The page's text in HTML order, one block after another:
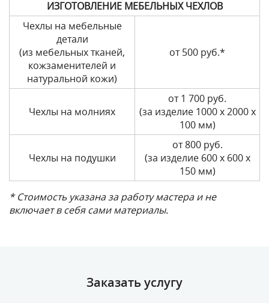
ИЗГОТОВЛЕНИЕ МЕБЕЛЬНЫХ ЧЕХЛОВ
Чехлы на мебельные
детали
(из мебельных тканей,
кожзаменителей и
натуральной кожи)
от 500 руб.*
Чехлы на молниях
от 1 700 руб.
(за изделие 1000 х 2000 х
100 мм)
Чехлы на подушки
от 800 руб.
(за изделие 600 х 600 х
150 мм)
* Стоимость указана за работу мастера и не
включает в себя сами материалы.
Заказать услугу